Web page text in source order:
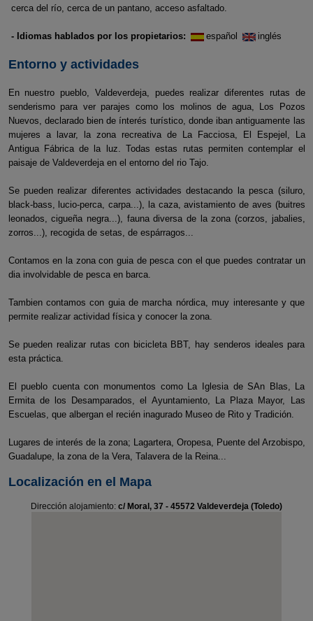
cerca del río, cerca de un pantano, acceso asfaltado.
- Idiomas hablados por los propietarios: español inglés
Entorno y actividades
En nuestro pueblo, Valdeverdeja, puedes realizar diferentes rutas de
senderismo para ver parajes como los molinos de agua, Los Pozos
Nuevos, declarado bien de ínterés turístico, donde iban antiguamente las
mujeres a lavar, la zona recreativa de La Facciosa, El Espejel, La
Antigua Fábrica de la luz. Todas estas rutas permiten contemplar el
paisaje de Valdeverdeja en el entorno del rio Tajo.
Se pueden realizar diferentes actividades destacando la pesca (siluro,
black-bass, lucio-perca, carpa...), la caza, avistamiento de aves (buitres
leonados, cigueña negra...), fauna diversa de la zona (corzos, jabalies,
zorros...), recogida de setas, de espárragos...
Contamos en la zona con guia de pesca con el que puedes contratar un
dia involvidable de pesca en barca.
Tambien contamos con guia de marcha nórdica, muy interesante y que
permite realizar actividad física y conocer la zona.
Se pueden realizar rutas con bicicleta BBT, hay senderos ideales para
esta práctica.
El pueblo cuenta con monumentos como La Iglesia de SAn Blas, La
Ermita de los Desamparados, el Ayuntamiento, La Plaza Mayor, Las
Escuelas, que albergan el recién inagurado Museo de Rito y Tradición.
Lugares de interés de la zona; Lagartera, Oropesa, Puente del Arzobispo,
Guadalupe, la zona de la Vera, Talavera de la Reina...
Localización en el Mapa
Dirección alojamiento: c/ Moral, 37 - 45572 Valdeverdeja (Toledo)